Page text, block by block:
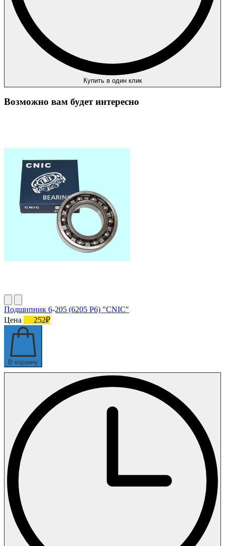
Купить в один клик
Возможно вам будет интересно
Подшипник 6-205 (6205 P6) "CNIC"
Цена
252₽
В корзину